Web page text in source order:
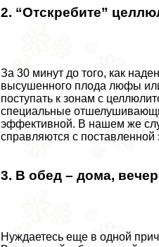
2. “Отскребите”
За 30 минут до того, как
высушенного плода люфы
поступать к зонам с
специальные
эффективной. В нашем же
справляются с поставленной
3. В обед – дома,
Нуждаетесь еще в одной